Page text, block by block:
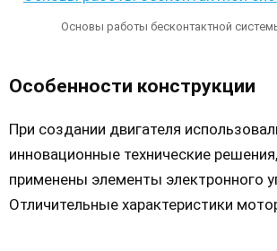
Основы работы бесконтактной
Особенности конструкции
При создании двигателя
инновационные технические
применены элементы электронного
Отличительные характеристики